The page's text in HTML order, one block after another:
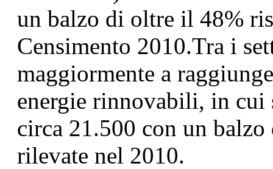
un balzo di oltre il 48%
Censimento 2010.Tra i
maggiormente a
energie rinnovabili, in cui
circa 21.500 con un
rilevate nel 2010.